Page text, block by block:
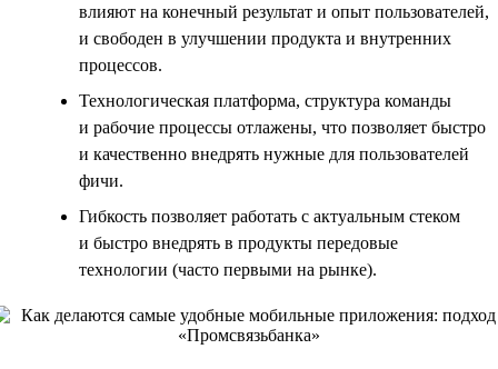
влияют на конечный результат и опыт пользователей,
и свободен в улучшении продукта и внутренних
процессов.
Технологическая платформа, структура команды
и рабочие процессы отлажены, что позволяет быстро
и качественно внедрять нужные для пользователей
фичи.
Гибкость позволяет работать с актуальным стеком
и быстро внедрять в продукты передовые
технологии (часто первыми на рынке).